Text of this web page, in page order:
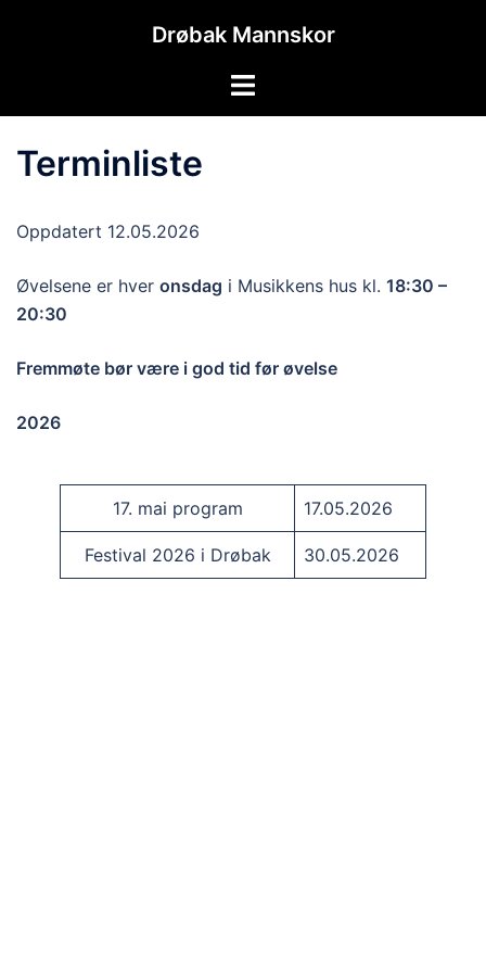
Drøbak Mannskor
Toggle
Terminliste
Oppdatert 12.05.2026
Øvelsene er hver onsdag i Musikkens hus kl. 18:30 –
20:30
Fremmøte bør være i god tid før øvelse
2026
17. mai program 17.05.2026
Festival 2026 i Drøbak 30.05.2026